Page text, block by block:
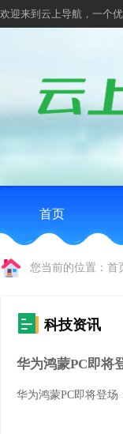
欢迎来到云上导航，一个
首页
您当前的位置： 首
科技资讯
华为鸿蒙PC即将
华为鸿蒙PC即将登